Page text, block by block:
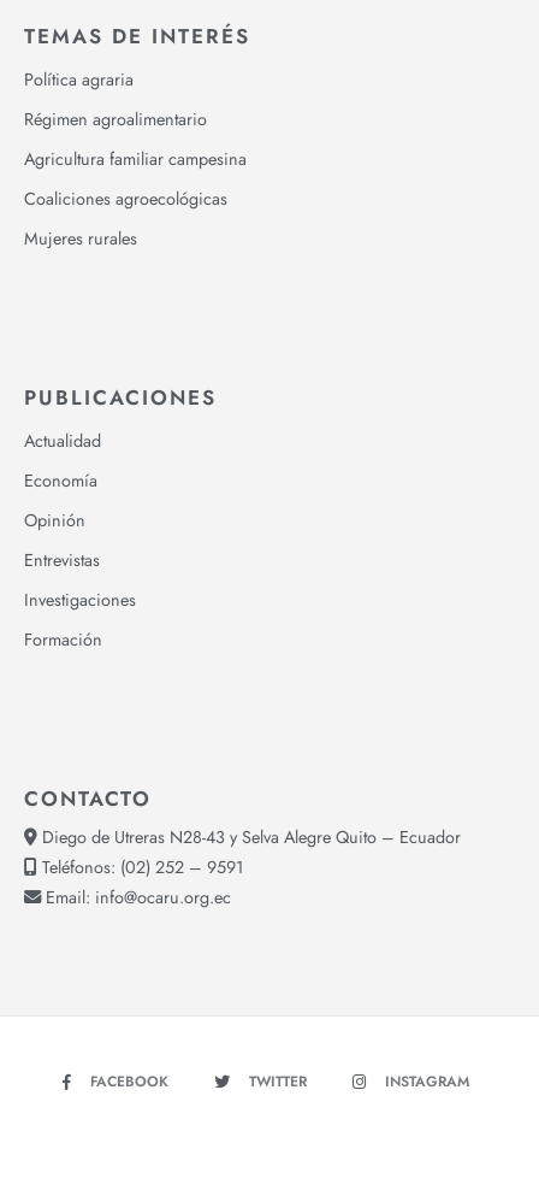
TEMAS DE INTERÉS
Política agraria
Régimen agroalimentario
Agricultura familiar campesina
Coaliciones agroecológicas
Mujeres rurales
PUBLICACIONES
Actualidad
Economía
Opinión
Entrevistas
Investigaciones
Formación
CONTACTO
Diego de Utreras N28-43 y Selva Alegre Quito – Ecuador
Teléfonos: (02) 252 – 9591
Email: info@ocaru.org.ec
FACEBOOK TWITTER INSTAGRAM